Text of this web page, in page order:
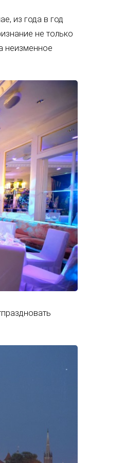
из года в год
не только
неизменное